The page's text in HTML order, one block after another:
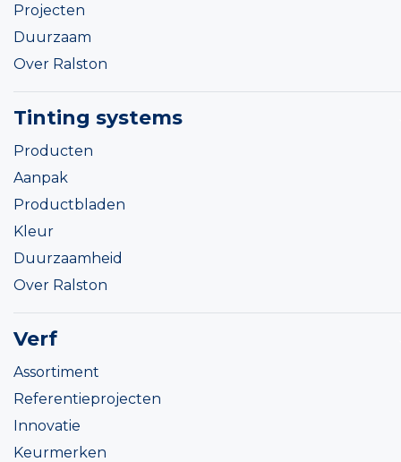
Projecten
Duurzaam
Over Ralston
Tinting systems
Producten
Aanpak
Productbladen
Kleur
Duurzaamheid
Over Ralston
Verf
Assortiment
Referentieprojecten
Innovatie
Keurmerken